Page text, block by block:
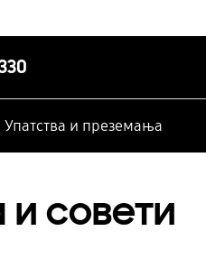
Упатства и преземања
и совети